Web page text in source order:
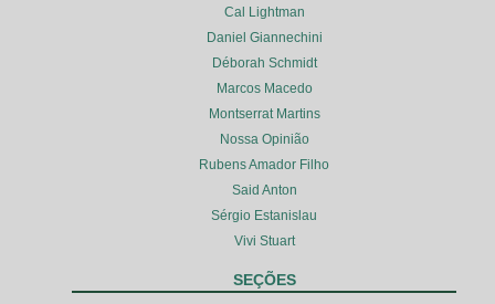
Cal Lightman
Daniel Giannechini
Déborah Schmidt
Marcos Macedo
Montserrat Martins
Nossa Opinião
Rubens Amador Filho
Said Anton
Sérgio Estanislau
Vivi Stuart
SEÇÕES